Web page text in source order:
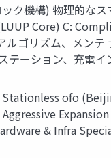
ク機構) 物理的な
Core) C:
ゴリズム、メン
ーション、充電イ
ofo
Expansion
& Infra